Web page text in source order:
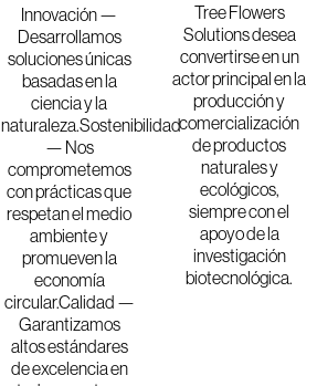
Innovación —
Desarrollamos
soluciones únicas
basadas en la
ciencia y la
naturaleza.Sostenibilidad
— Nos
comprometemos
con prácticas que
respetan el medio
ambiente y
promueven la
economía
circular.Calidad —
Garantizamos
altos estándares
de excelencia en
Tree Flowers
Solutions desea
convertirse en un
actor principal en la
producción y
comercialización
de productos
naturales y
ecológicos,
siempre con el
apoyo de la
investigación
biotecnológica.